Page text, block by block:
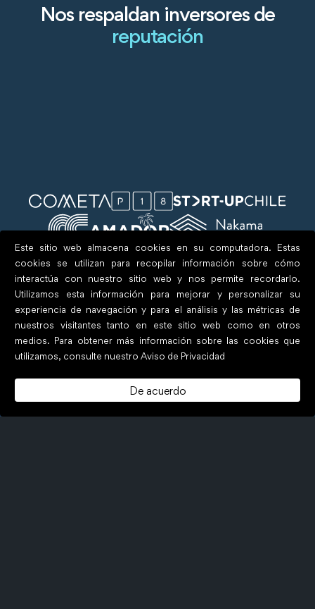
Nos respaldan inversores de
reputación
Este sitio web almacena cookies en su computadora. Estas
cookies se utilizan para recopilar información sobre cómo
interactúa con nuestro sitio web y nos permite recordarlo.
Utilizamos esta información para mejorar y personalizar su
experiencia de navegación y para el análisis y las métricas de
nuestros visitantes tanto en este sitio web como en otros
medios. Para obtener más información sobre las cookies que
utilizamos, consulte nuestro Aviso de Privacidad
De acuerdo